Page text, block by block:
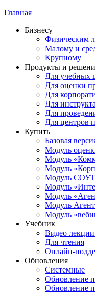
Главная
Бизнесу
Физическим
Малому и
Крупному
Продукты и
Для учебных
Для оценки
Для
Для
Для
Для центров
Купить
Базовая
Модуль
Модуль
Модуль
Модуль СОУТ
Модуль
Модуль
Модуль
Модуль
Учебник
Видео
Для чтения
Онлайн-
Обновления
Системные
Обновление
Обновление